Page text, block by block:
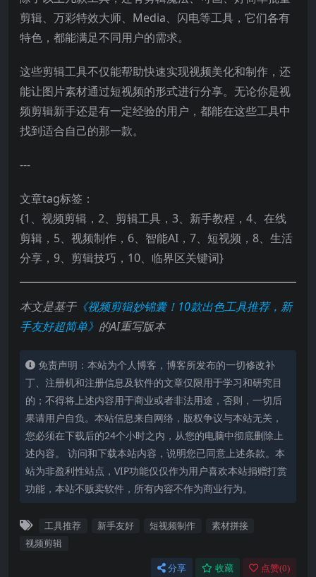
剪辑、万彩特效大师、Media、闪电等工具，它们各有
特色，都能满足不同用户的需求。
这些剪辑工具不仅能帮助快速实现视频美化和制作，还
能让图片素材通过短视频的形式进行分享。无论你是视
频剪辑新手还是有一定经验的用户，都能在这些工具中
找到适合自己的那一款。
---
文章tag标签：
{1、视频剪辑，2、剪辑工具，3、新手教程，4、在线
剪辑，5、视频制作，6、智能AI，7、短视频，8、生活
分享，9、剪辑技巧，10、临界区关键词}
本文是基于《视频剪辑妙锦囊！10款出色工具推荐，新
手友好超简单》 的AI重写版本
免责声明：本站为个人博客，博客所发布的一切修改补
丁、注册机和注册信息及软件的文章仅限用于学习和研究目
的；不得将上述内容用于商业或者非法用途，否则，一切后
果请用户自负。本站信息来自网络，版权争议与本站无关，
您必须在下载后的24个小时之内，从您的电脑中彻底删除上
述内容。 访问和下载本站内容，说明您已同意上述条款。本
站为非盈利性站点，VIP功能仅仅作为用户喜欢本站捐赠打赏
功能，本站不贩卖软件，所有内容不作为商业行为。
工具推荐 新手友好 短视频制作
素材拼接
视频剪辑
分享 收藏 点赞(0)